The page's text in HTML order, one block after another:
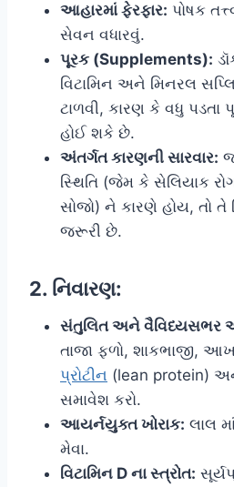
આહારમાં ફેરફાર: પોષક
સેવન વધારવું.
પૂરક (Supplements):
વિટામિન અને મિનરલ
ટાળવી, કારણ કે વધુ પડતા
હોઈ શકે છે.
અંતર્ગત કારણની સારવાર:
સ્થિતિ (જેમ કે સેલિયાક
સોજો) ને કારણે હોય, તો તે
જરૂરી છે.
2. નિવારણ:
સંતુલિત અને વૈવિધ્યસભર
તાજા ફળો, શાકભાજી,
પ્રોટીન (lean protein)
સમાવેશ કરો.
આયર્નયુક્ત ખોરાક: લાલ
મેવા.
વિટામિન D ના સ્ત્રોત: